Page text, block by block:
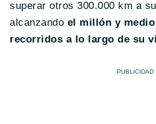
superar otros 300.000 km a
alcanzando el millón y
recorridos a lo largo de su